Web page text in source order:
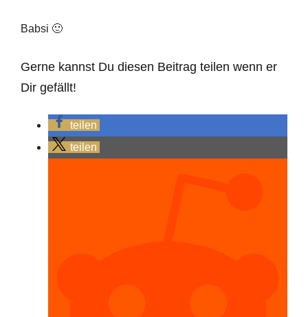
Babsi 🙂
Gerne kannst Du diesen Beitrag teilen wenn er
Dir gefällt!
teilen
teilen